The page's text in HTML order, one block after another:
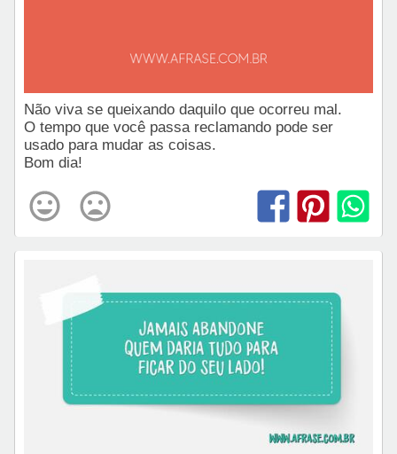
Não viva se queixando daquilo que ocorreu mal.
O tempo que você passa reclamando pode ser
usado para mudar as coisas.
Bom dia!